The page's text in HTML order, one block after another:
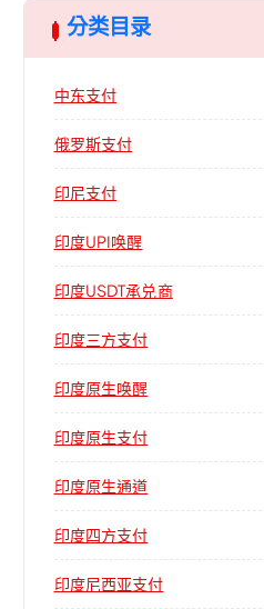
分类目录
中东支付
俄罗斯支付
印尼支付
印度UPI唤醒
印度USDT承兑商
印度三方支付
印度原生唤醒
印度原生支付
印度原生通道
印度四方支付
印度尼西亚支付